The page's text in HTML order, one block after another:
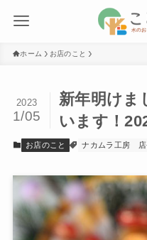
ホーム お店のこと
新年明けま
います！
2023
1/05
お店のこと ナカムラ工房